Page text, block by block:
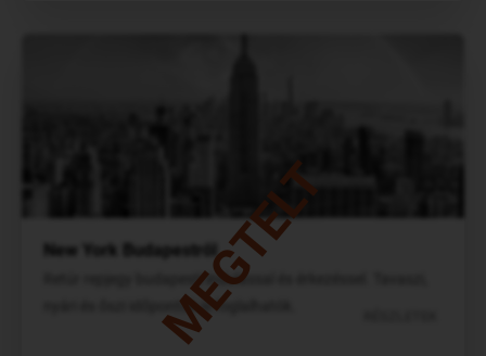
MEGTELT
New York Budapestről
Retúr repjegy budapesti indulással és érkezéssel. Tavaszi,
nyári és őszi időpontok is foglalhatók.